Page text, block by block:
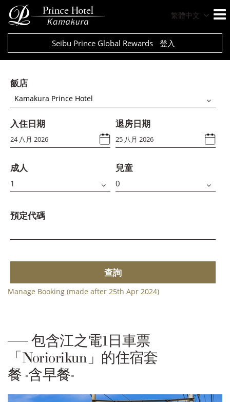
繁體中文
Seibu Prince Global Rewards 登入
飯店
Kamakura Prince Hotel
入住日期 退房日期
成人 兒童
預定代碼
查詢
Manage Booking (made after 25th Apr 2024)
包含江之電1日車票
「Noriorikun」的住宿套
餐 -含早餐-